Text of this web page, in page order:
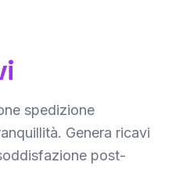
spedizione
Genera ricavi
post-